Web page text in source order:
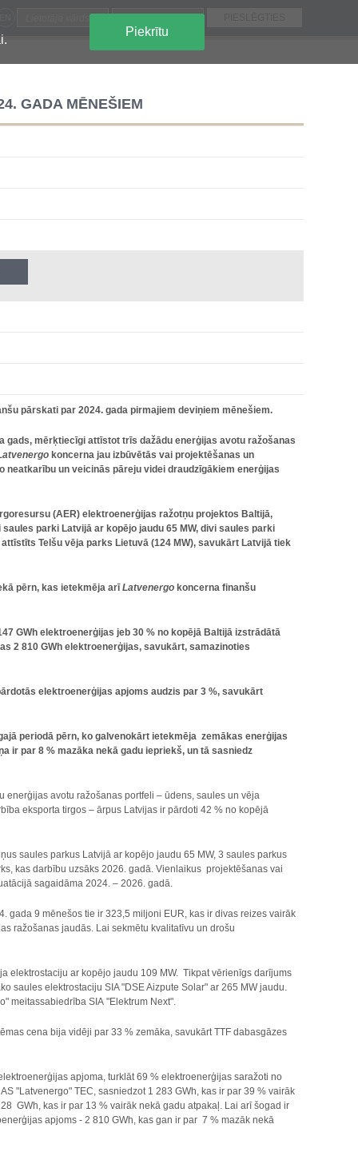
Piekrītu
GADA MĒNEŠIEM
pārskati par 2024. gada pirmajiem deviņiem mēnešiem.
mērķtiecīgi attīstot trīs dažādu enerģijas avotu ražošanas
koncerna jau izbūvētās vai projektēšanas un
neatkarību un veicinās pāreju videi draudzīgākiem enerģijas
(AER) elektroenerģijas ražotņu projektos Baltijā,
parki Latvijā ar kopējo jaudu 65 MW, divi saules parki
Telšu vēja parks Lietuvā (124 MW), savukārt Latvijā tiek
pērn, kas ietekmēja arīLatvenergo koncerna finanšu
GWh elektroenerģijas jeb 30 % no kopējā Baltijā izstrādātā
2 810 GWh elektroenerģijas, savukārt, samazinoties
elektroenerģijas apjoms audzis par 3 %, savukārt
periodā pērn, ko galvenokārt ietekmēja zemākas enerģijas
ir par 8 % mazāka nekā gadu iepriekš, un tā sasniedz
enerģijas avotu ražošanas portfeli – ūdens, saules un vēja
eksporta tirgos – ārpus Latvijas ir pārdoti 42 % no kopējā
saules parkus Latvijā ar kopējo jaudu 65 MW, 3 saules parkus
kas darbību uzsāks 2026. gadā. Vienlaikus projektēšanas vai
sagaidāma 2024. – 2026. gadā.
gada 9 mēnešos tie ir 323,5 miljoni EUR, kas ir divas reizes vairāk
ražošanas jaudās. Lai sekmētu kvalitatīvu un drošu
elektrostaciju ar kopējo jaudu 109 MW. Tikpat vērienīgs darījums
saules elektrostaciju SIA "DSE Aizpute Solar" ar 265 MW jaudu.
meitassabiedrība SIA "Elektrum Next".
cena bija vidēji par 33 % zemāka, savukārt TTF dabasgāzes
apjoma, turklāt 69 % elektroenerģijas saražoti no
"Latvenergo" TEC, sasniedzot 1 283 GWh, kas ir par 39 % vairāk
GWh, kas ir par 13 % vairāk nekā gadu atpakaļ. Lai arī šogad ir
apjoms - 2 810 GWh, kas gan ir par 7 % mazāk nekā